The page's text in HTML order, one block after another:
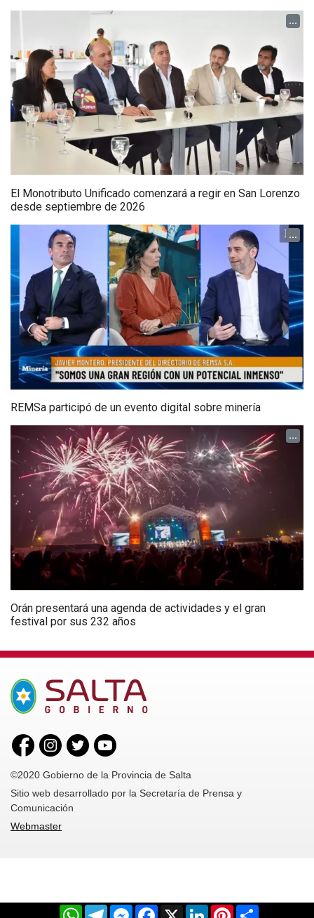
...
El Monotributo Unificado comenzará a regir en San Lorenzo
desde septiembre de 2026
...
REMSa participó de un evento digital sobre minería
...
Orán presentará una agenda de actividades y el gran
festival por sus 232 años
©2020 Gobierno de la Provincia de Salta
Sitio web desarrollado por la Secretaría de Prensa y
Comunicación
Webmaster
WhatsAppTelegramMessenger
Facebook
X LinkedInPinterest